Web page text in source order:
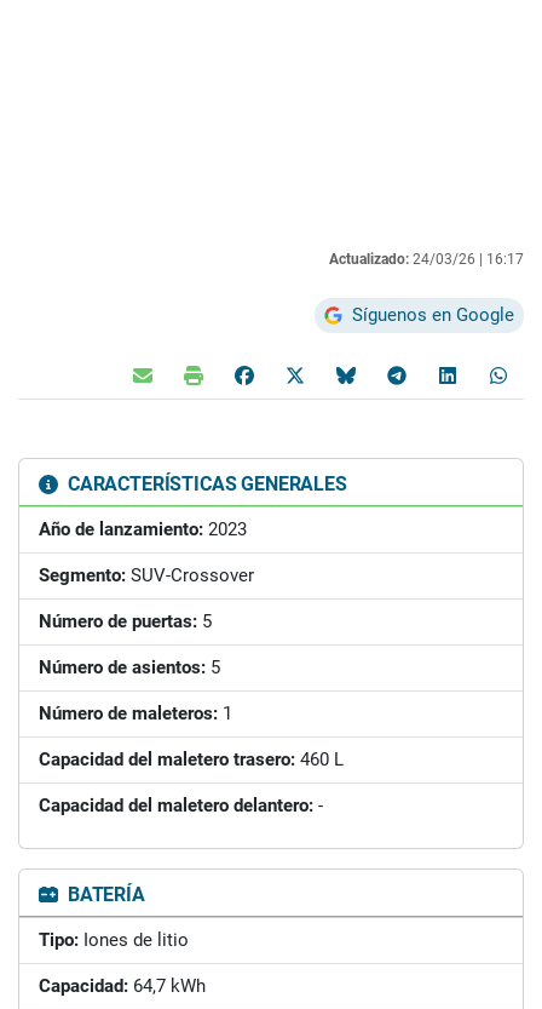
Actualizado: 24/03/26 | 16:17
Síguenos en Google
CARACTERÍSTICAS GENERALES
Año de lanzamiento: 2023
Segmento: SUV-Crossover
Número de puertas: 5
Número de asientos: 5
Número de maleteros: 1
Capacidad del maletero trasero: 460 L
Capacidad del maletero delantero: -
BATERÍA
Tipo: Iones de litio
Capacidad: 64,7 kWh